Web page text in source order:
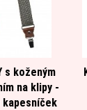
s koženým
na klipy -
kapesníček